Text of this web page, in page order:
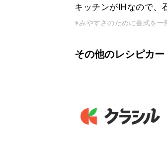
キッチンがIHなので、
※みやすさのために書式を一
その他のレシピカー